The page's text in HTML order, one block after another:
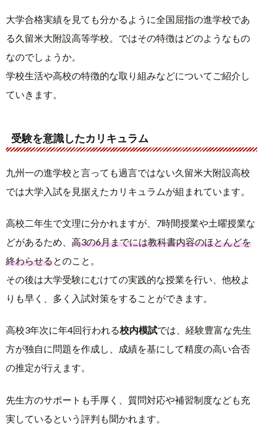
大学合格実績を見ても分かるように全国屈指の進学校であ
る久留米大附設高等学校。ではその特徴はどのようなもの
なのでしょうか。
学校生活や高校の特徴的な取り組みなどについてご紹介し
ていきます。
受験を意識したカリキュラム
九州一の進学校と言っても過言ではない久留米大附設高校
では大学入試を見据えたカリキュラムが組まれています。
高校二年生で文理に分かれますが、7時間授業や土曜授業な
どがあるため、 高3の6月までには教科書内容のほとんどを
終わらせるとのこと。
その後は大学受験にむけての実践的な授業を行い、他校よ
りも早く、多く入試対策をすることができます。
高校3年次に年4回行われる校内模試では、経験豊富な先生
方が独自に問題を作成し、成績を基にして精度の高い合否
の推定が行えます。
先生方のサポートも手厚く、質問対応や補習制度なども充
実しているという評判も聞かれます。